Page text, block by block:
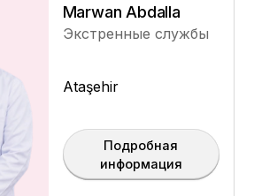
Marwan Abdalla
Экстренные службы
Ataşehir
Подробная
информация